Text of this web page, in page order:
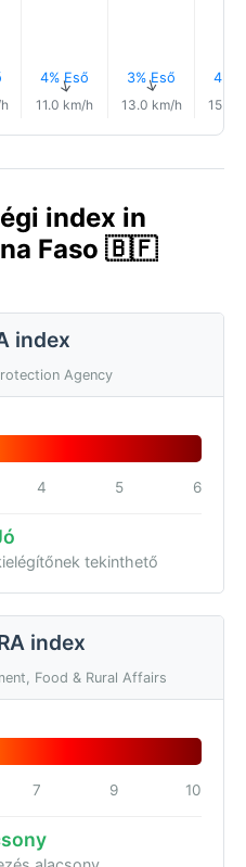
4% Eső
↑
11.0 km/h
3% Eső
↑
13.0 km/h
4%
15.0
index in
Faso 🇧🇫
index
Agency
4 5 6
tekinthető
index
Food & Rural Affairs
7 9 10